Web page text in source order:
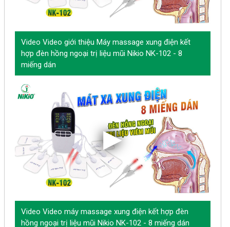
Video Video giới thiệu Máy massage xung điện kết
hợp đèn hồng ngoại trị liệu mũi Nikio NK-102 - 8
miếng dán
Video Video máy massage xung điện kết hợp đèn
hồng ngoại trị liệu mũi Nikio NK-102 - 8 miếng dán